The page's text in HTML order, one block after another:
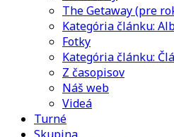
The Getaway (pre
Kategória článku:
Fotky
Kategória článku:
Z časopisov
Náš web
Videá
Turné